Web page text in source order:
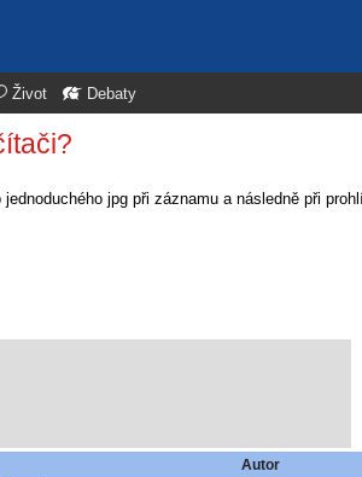
Život Debaty
jpg při záznamu a následně při
Autor